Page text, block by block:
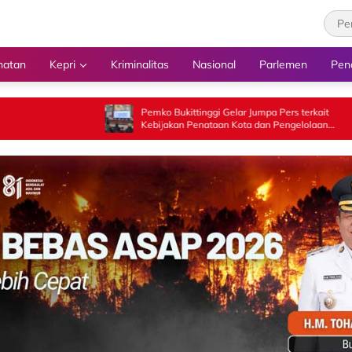
Kepri Kriminalitas Nasional Parlemen
Pemko Bukittinggi Gelar Jumpa Pers terkait
Kebijakan Penataan Kota dan Pengelolaan
Aset Barang Milik Daerah